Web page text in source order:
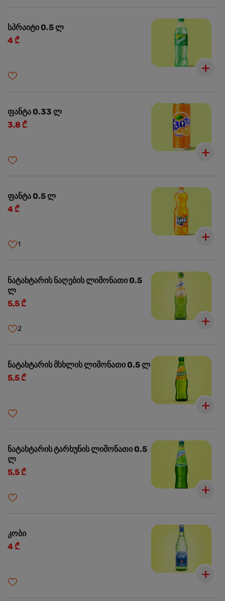
სპრაიტი 0.5 ლ
4 ₾
ფანტა 0.33 ლ
3,8 ₾
ფანტა 0.5 ლ
4 ₾
1
ნატახტარის ნაღების ლიმონათი 0.5
ლ
5,5 ₾
2
ნატახტარის მსხლის ლიმონათი 0.5 ლ
5,5 ₾
ნატახტარის ტარხუნის ლიმონათი 0.5
ლ
5,5 ₾
კობი
4 ₾